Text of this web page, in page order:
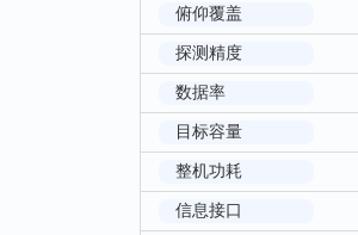
俯仰覆盖
探测精度
数据率
目标容量
整机功耗
信息接口